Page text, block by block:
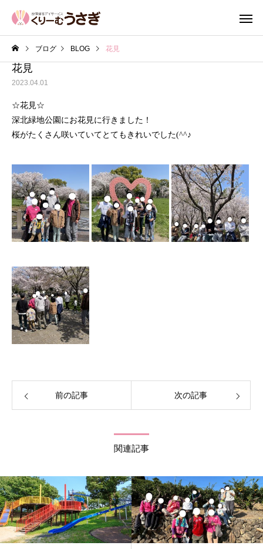
ブログ BLOG 花見
花見
2023.04.01
☆花見☆
深北緑地公園にお花見に行きました！
桜がたくさん咲いていてとてもきれいでした(^^♪
前の記事 次の記事
関連記事